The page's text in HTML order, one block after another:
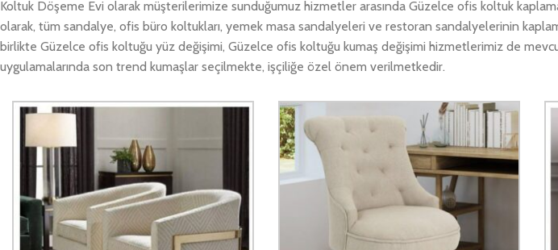
Koltuk Döşeme Evi olarak müşterilerimize sunduğumuz hizmetler arasında Güzelce ofis koltuk
olarak, tüm sandalye, ofis büro koltukları, yemek masa sandalyeleri ve restoran sandalyelerinin
birlikte Güzelce ofis koltuğu yüz değişimi, Güzelce ofis koltuğu kumaş değişimi hizmetlerimiz de
uygulamalarında son trend kumaşlar seçilmekte, işçiliğe özel önem verilmetkedir.